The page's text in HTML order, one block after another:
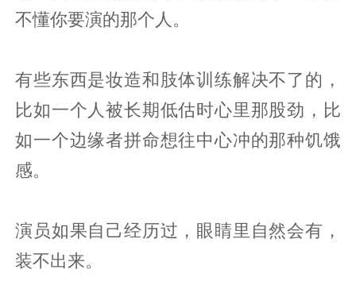
不懂你要演的那个人。
有些东西是妆造和肢体训练解决不了的，
比如一个人被长期低估时心里那股劲，比
如一个边缘者拼命想往中心冲的那种饥饿
感。
演员如果自己经历过，眼睛里自然会有，
装不出来。